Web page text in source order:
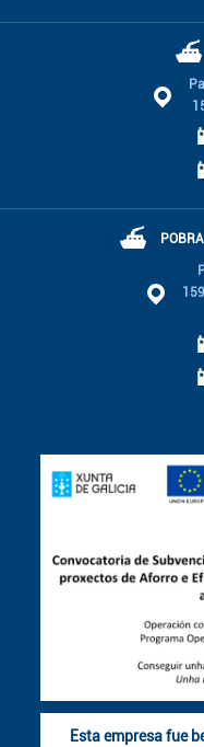
⛴
⛴
Esta empresa fue